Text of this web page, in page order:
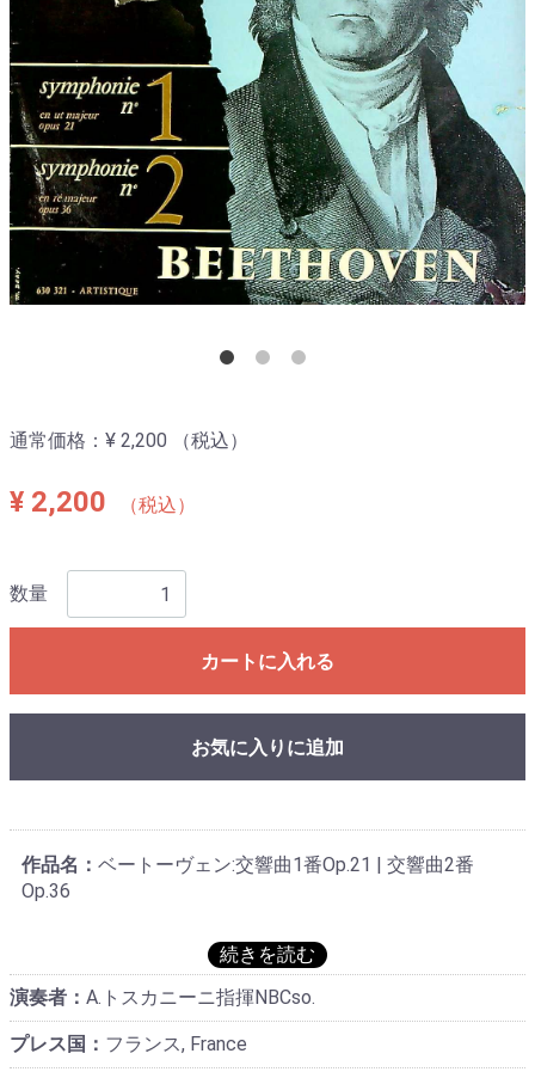
通常価格： ¥ 2,200 （税込）
¥ 2,200 （税込）
数量
カートに入れる
お気に入りに追加
作品名： ベートーヴェン:交響曲1番Op.21 | 交響曲2番
Op.36
演奏者： A.トスカニーニ指揮NBCso.
プレス国： フランス, France